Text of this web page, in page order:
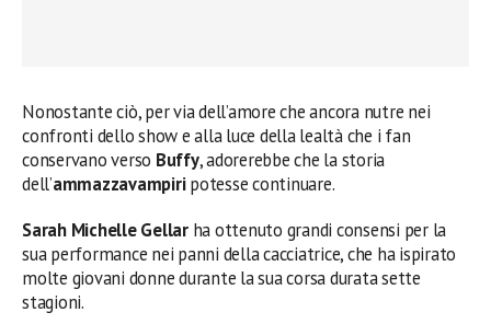
Nonostante ciò, per via dell’amore che ancora nutre nei
confronti dello show e alla luce della lealtà che i fan
conservano verso Buffy, adorerebbe che la storia
dell’ammazzavampiripotesse continuare.
Sarah Michelle Gellar ha ottenuto grandi consensi per la
sua performance nei panni della cacciatrice, che ha ispirato
molte giovani donne durante la sua corsa durata sette
stagioni.